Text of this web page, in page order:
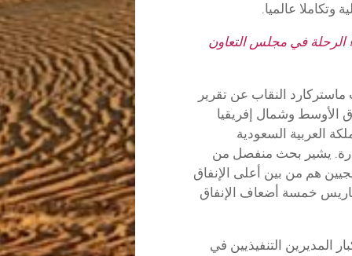
عالميا.
الرحلة في مجلس التعاون
النقاب عن تقرير
الأوسط وشمال إفريقيا
العربية السعودية
يشير بحث منفصل من
الخليجيين هم من بين أعلى الإنفاق
خمسة أضعاف الإنفاق
برنامج مؤتمر سوق السفر العربي 2025 كبار المديرين التنفيذيين في